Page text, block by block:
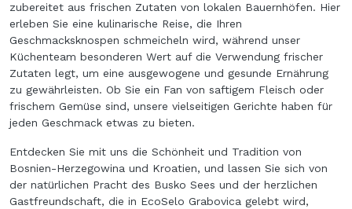
zubereitet aus frischen Zutaten von lokalen Bauernhöfen. Hier
erleben Sie eine kulinarische Reise, die Ihren
Geschmacksknospen schmeicheln wird, während unser
Küchenteam besonderen Wert auf die Verwendung frischer
Zutaten legt, um eine ausgewogene und gesunde Ernährung
zu gewährleisten. Ob Sie ein Fan von saftigem Fleisch oder
frischem Gemüse sind, unsere vielseitigen Gerichte haben für
jeden Geschmack etwas zu bieten.
Entdecken Sie mit uns die Schönheit und Tradition von
Bosnien-Herzegowina und Kroatien, und lassen Sie sich von
der natürlichen Pracht des Busko Sees und der herzlichen
Gastfreundschaft, die in EcoSelo Grabovica gelebt wird,